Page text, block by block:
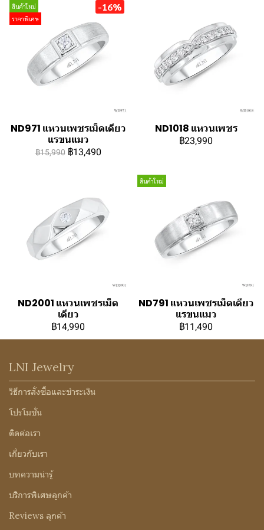
สินค้าใหม่
ราคาพิเศษ
-16%
ND971 แหวนเพชรเม็ดเดียว
แรขนแมว
฿15,990 ฿13,490
ND1018 แหวนเพชร
฿23,990
ND2001 แหวนเพชรเม็ด
เดียว
฿14,990
สินค้าใหม่
ND791 แหวนเพชรเม็ดเดียว
แรขนแมว
฿11,490
LNI Jewelry
วิธีการสั่งซื้อและชำระเงิน
โปรโมชั่น
ติดต่อเรา
เกี่ยวกับเรา
บทความน่ารู้
บริการพิเศษลูกค้า
Reviews ลูกค้า